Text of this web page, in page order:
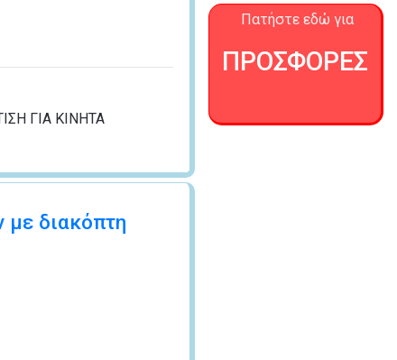
ΓΙΑ ΚΙΝΗΤΑ
με διακόπτη
Πατήστε εδώ για
ΠΡΟΣΦΟΡΕΣ